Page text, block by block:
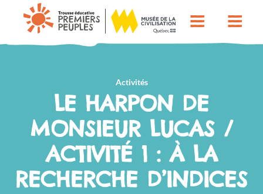
Activités
LE HARPON DE
MONSIEUR LUCAS /
ACTIVITÉ 1 : À LA
RECHERCHE D’INDICES